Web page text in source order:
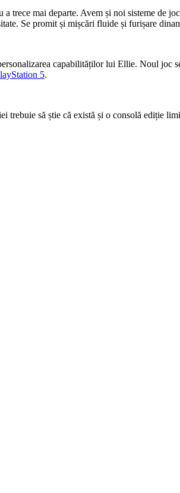
trece mai departe. Avem și noi sisteme de
Se promit și mișcări fluide și furișare
capabilităților lui Ellie. Noul joc
5.
să știe că există și o consolă ediție